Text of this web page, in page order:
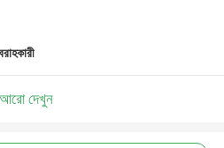
আরো দেখুন